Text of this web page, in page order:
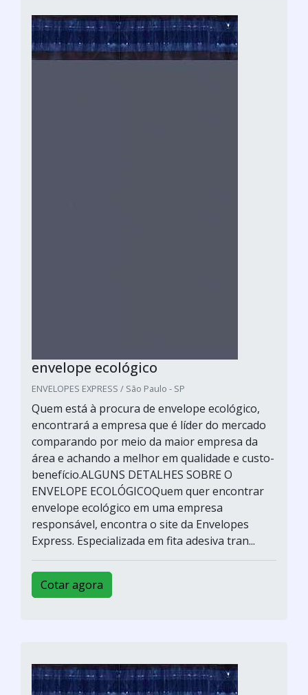
envelope ecológico
ENVELOPES EXPRESS / São Paulo - SP
Quem está à procura de envelope ecológico,
encontrará a empresa que é líder do mercado
comparando por meio da maior empresa da
área e achando a melhor em qualidade e custo-
benefício.ALGUNS DETALHES SOBRE O
ENVELOPE ECOLÓGICOQuem quer encontrar
envelope ecológico em uma empresa
responsável, encontra o site da Envelopes
Express. Especializada em fita adesiva tran...
Cotar agora